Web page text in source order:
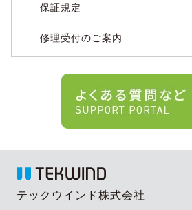
保証規定
修理受付のご案内
テックウインド株式会社